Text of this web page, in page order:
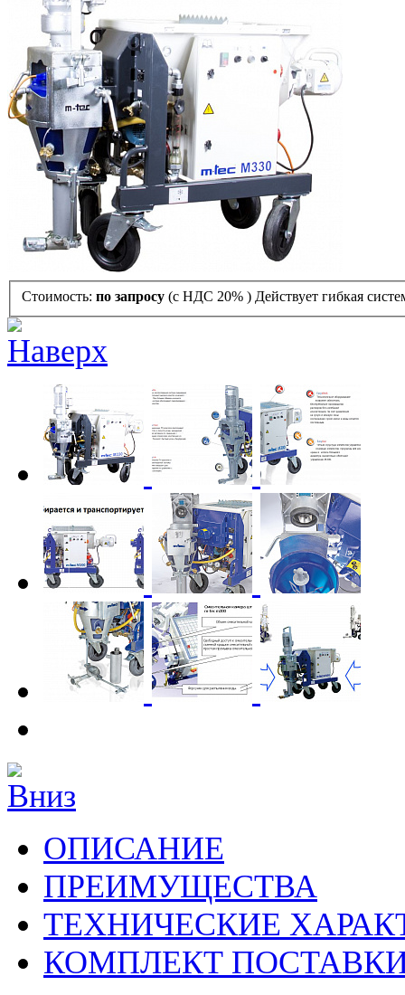
Стоимость: по запросу (с НДС 20% ) Действует гибкая
ОПИСАНИЕ
ПРЕИМУЩЕСТВА
ТЕХНИЧЕСКИЕ
КОМПЛЕКТ